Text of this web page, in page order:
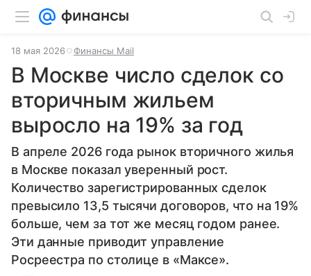
18 мая 2026 Финансы Mail
В Москве число сделок со
вторичным жильем
выросло на 19% за год
В апреле 2026 года рынок вторичного жилья
в Москве показал уверенный рост.
Количество зарегистрированных сделок
превысило 13,5 тысячи договоров, что на 19%
больше, чем за тот же месяц годом ранее.
Эти данные приводит управление
Росреестра по столице в «Максе».